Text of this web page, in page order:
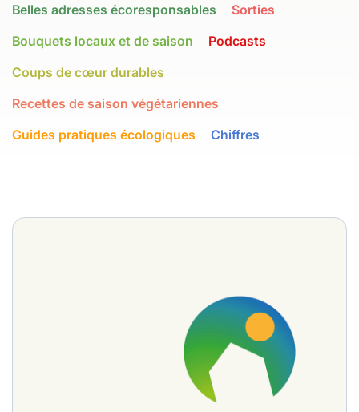
Belles adresses écoresponsables
Sorties
Bouquets locaux et de saison
Podcasts
Coups de cœur durables
Recettes de saison végétariennes
Guides pratiques écologiques
Chiffres